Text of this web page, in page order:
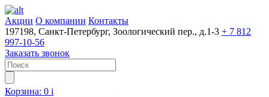
Акции О компании Контакты
197198, Санкт-Петербург, Зоологический пер., д.1-3 + 7 812
997-10-56
Заказать звонок
Корзина: 0 i